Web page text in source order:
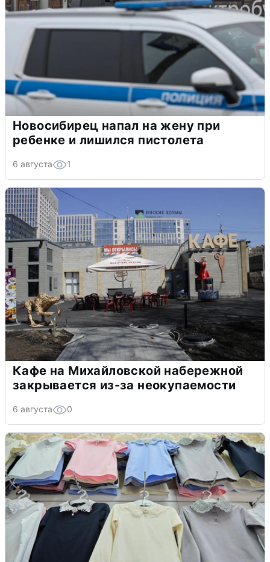
Новосибирец напал на жену при
ребенке и лишился пистолета
6 августа 1
Кафе на Михайловской набережной
закрывается из-за неокупаемости
6 августа 0